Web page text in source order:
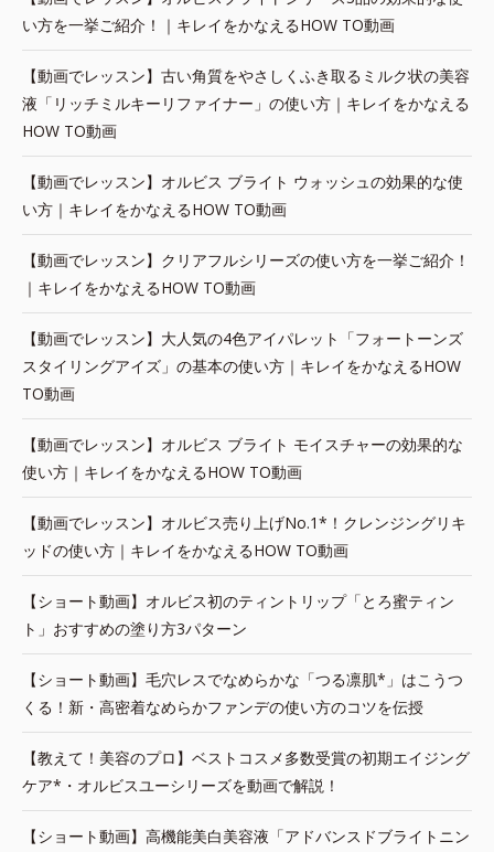
い方を一挙ご紹介！｜キレイをかなえるHOW TO動画
【動画でレッスン】古い角質をやさしくふき取るミルク状の美容
液「リッチミルキーリファイナー」の使い方｜キレイをかなえる
HOW TO動画
【動画でレッスン】オルビス ブライト ウォッシュの効果的な使
い方｜キレイをかなえるHOW TO動画
【動画でレッスン】クリアフルシリーズの使い方を一挙ご紹介！
｜キレイをかなえるHOW TO動画
【動画でレッスン】大人気の4色アイパレット「フォートーンズ
スタイリングアイズ」の基本の使い方｜キレイをかなえるHOW
TO動画
【動画でレッスン】オルビス ブライト モイスチャーの効果的な
使い方｜キレイをかなえるHOW TO動画
【動画でレッスン】オルビス売り上げNo.1*！クレンジングリキ
ッドの使い方｜キレイをかなえるHOW TO動画
【ショート動画】オルビス初のティントリップ「とろ蜜ティン
ト」おすすめの塗り方3パターン
【ショート動画】毛穴レスでなめらかな「つる凛肌*」はこうつ
くる！新・高密着なめらかファンデの使い方のコツを伝授
【教えて！美容のプロ】ベストコスメ多数受賞の初期エイジング
ケア*・オルビスユーシリーズを動画で解説！
【ショート動画】高機能美白美容液「アドバンスドブライトニン